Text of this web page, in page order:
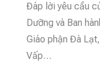
Đáp lời yêu cầu
Dưỡng và Ban
Giáo phận Đà
Vấp…